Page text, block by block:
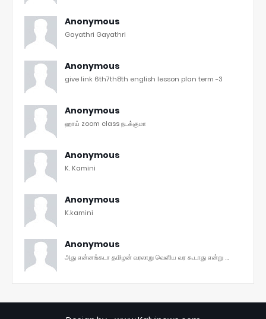
Anonymous
Gayathri Gayathri
Anonymous
give link 6th7th8th english lesson plan term -3
Anonymous
ஹாய் zoom class நடக்குமா
Anonymous
K. Kamini
Anonymous
K.kamini
Anonymous
அது என்னங்கடா தமிழன் வரலாறு வெளிய வர கூடாது என்று ...